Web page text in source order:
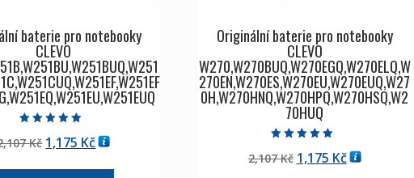
baterie pro notebooky
CLEVO
5.00
z 5
Kč Původní
1,175 KčAktuální
Originální baterie pro notebooky
CLEVO
W270,W270BUQ,W270EGQ,W270ELQ,W
270EN,W270ES,W270EU,W270EUQ,W27
0H,W270HNQ,W270HPQ,W270HSQ,W2
70HUQ
5.00
z 5
2,107Kč Původní
1,175 KčAktuální